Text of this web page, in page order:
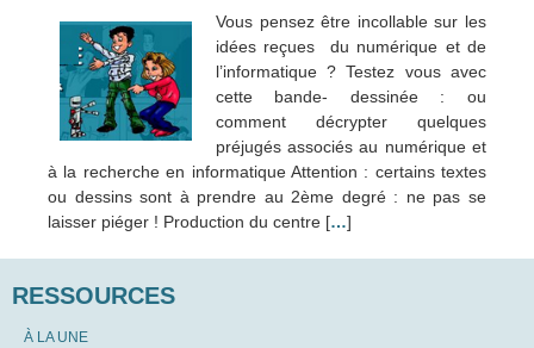
Vous pensez être incollable sur les
idées reçues du numérique et de
l’informatique ? Testez vous avec
cette bande- dessinée : ou
comment décrypter quelques
préjugés associés au numérique et
à la recherche en informatique Attention : certains textes
ou dessins sont à prendre au 2ème degré : ne pas se
laisser piéger ! Production du centre […]
RESSOURCES
À LA UNE